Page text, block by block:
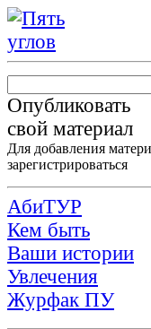
Опубликовать
свой материал
Для добавления
зарегистрироваться
АбиТУР
Кем быть
Ваши истории
Увлечения
Журфак ПУ